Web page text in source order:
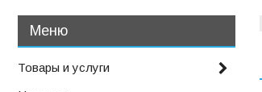
Товары и услуги